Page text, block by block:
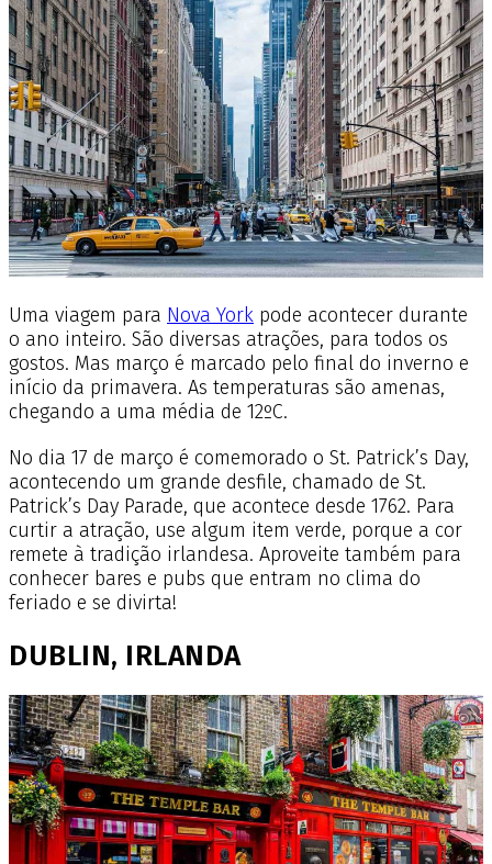
Uma viagem para Nova York pode acontecer durante
o ano inteiro. São diversas atrações, para todos os
gostos. Mas março é marcado pelo final do inverno e
início da primavera. As temperaturas são amenas,
chegando a uma média de 12ºC.
No dia 17 de março é comemorado o St. Patrick’s Day,
acontecendo um grande desfile, chamado de St.
Patrick’s Day Parade, que acontece desde 1762. Para
curtir a atração, use algum item verde, porque a cor
remete à tradição irlandesa. Aproveite também para
conhecer bares e pubs que entram no clima do
feriado e se divirta!
DUBLIN, IRLANDA